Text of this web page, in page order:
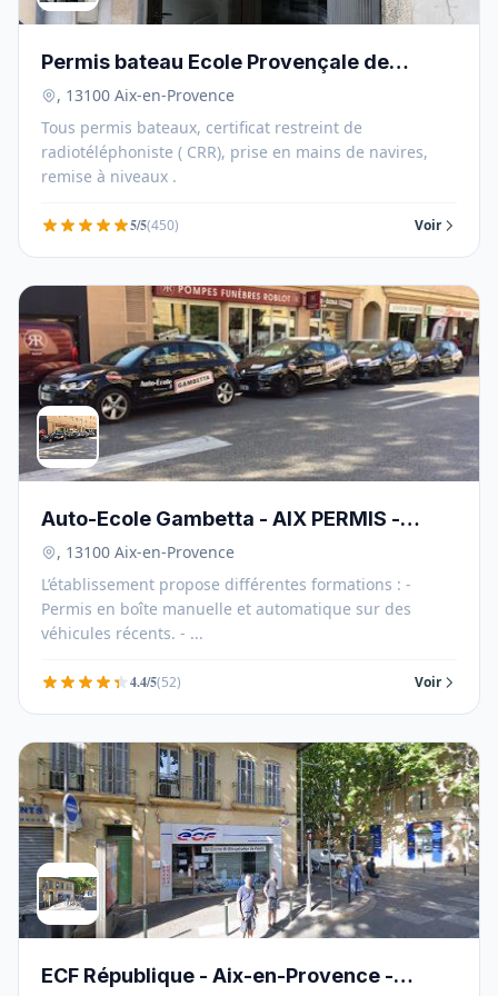
Permis bateau Ecole Provençale de
Navigation"" - 13100
, 13100 Aix-en-Provence
Tous permis bateaux, certificat restreint de
radiotéléphoniste ( CRR), prise en mains de navires,
remise à niveaux .
5/5(450) Voir
Auto-Ecole Gambetta - AIX PERMIS -
13100
, 13100 Aix-en-Provence
L’établissement propose différentes formations : -
Permis en boîte manuelle et automatique sur des
véhicules récents. - ...
4.4/5(52) Voir
ECF République - Aix-en-Provence -